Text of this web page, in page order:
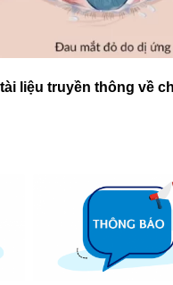
liệu truyền thông về